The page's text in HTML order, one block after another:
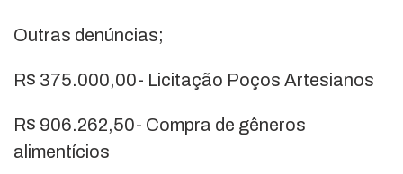
Outras denúncias;
R$ 375.000,00- Licitação Poços Artesianos
R$ 906.262,50- Compra de gêneros
alimentícios